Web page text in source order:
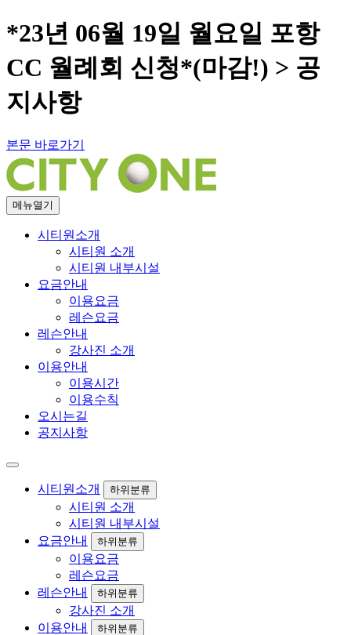
*23년 06월 19일 월요일 포항
CC 월례회 신청*(마감!) > 공
지사항
본문 바로가기
메뉴열기
시티원소개
시티원 소개
시티원 내부시설
요금안내
이용요금
레슨요금
레슨안내
강사진 소개
이용안내
이용시간
이용수칙
오시는길
공지사항
시티원소개 하위분류
시티원 소개
시티원 내부시설
요금안내
하위분류
이용요금
레슨요금
레슨안내
하위분류
강사진 소개
이용안내
하위분류